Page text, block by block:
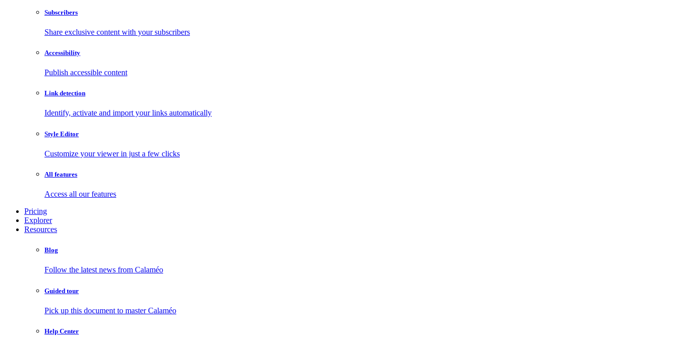
Subscribers
Share exclusive content with your subscribers
Accessibility
Publish accessible content
Link detection
Identify, activate and import your links automatically
Style Editor
Customize your viewer in just a few clicks
All features
Access all our features
Pricing
Explorer
Resources
Blog
Follow the latest news from Calaméo
Guided tour
Pick up this document to master Calaméo
Help Center